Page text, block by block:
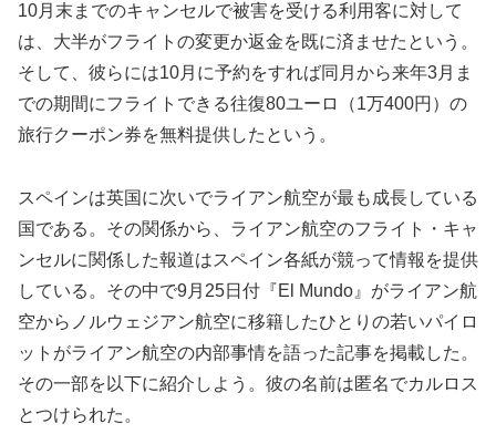
10月末までのキャンセルで被害を受ける利用客に対して
は、大半がフライトの変更か返金を既に済ませたという。
そして、彼らには10月に予約をすれば同月から来年3月ま
での期間にフライトできる往復80ユーロ（1万400円）の
旅行クーポン券を無料提供したという。
スペインは英国に次いでライアン航空が最も成長している
国である。その関係から、ライアン航空のフライト・キャ
ンセルに関係した報道はスペイン各紙が競って情報を提供
している。その中で9月25日付『El Mundo』がライアン航
空からノルウェジアン航空に移籍したひとりの若いパイロ
ットがライアン航空の内部事情を語った記事を掲載した。
その一部を以下に紹介しよう。彼の名前は匿名でカルロス
とつけられた。